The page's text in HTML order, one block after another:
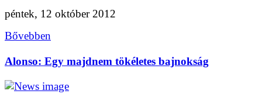
péntek, 12 október 2012
Bővebben
Alonso: Egy majdnem tökéletes bajnokság